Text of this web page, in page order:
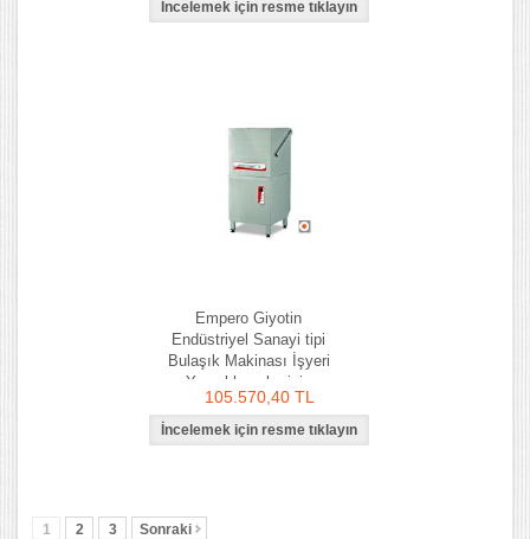
Empero Giyotin
Endüstriyel Sanayi tipi
Bulaşık Makinası İşyeri
Yemekhaneler için
105.570,40 TL
1 2 3 Sonraki